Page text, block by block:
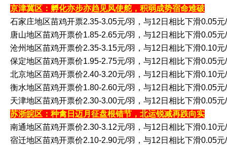
京津冀区：孵化亦步亦趋见风使舵，积弱成势宿命难破
石家庄地区苗鸡开票2.35-3.05元/羽，与12日相比下滑0.05元
唐山地区苗鸡开票价1.85-2.65元/羽，与12日相比下滑0.05元
沧州地区苗鸡开票价2.35-3.15元/羽，与12日相比下滑0.10元
保定地区苗鸡开票价1.95-2.75元/羽，与12日相比下滑0.05元
北京地区苗鸡开票价2.40-3.20元/羽，与12日相比下滑0.10元
衡水地区苗鸡开票价1.80-2.60元/羽，与12日相比下滑0.05元
天津地区苗鸡开票价2.30-3.00元/羽，与12日相比下滑0.05元
苏浙皖区：种禽日迈月征盘根错节，北运锐减再跌向实
南通地区苗鸡开票价2.30-3.12元/羽，与12日相比下滑0.10元
宿迁地区苗鸡开票价2.10-2.90元/羽，与12日相比下滑0.05元